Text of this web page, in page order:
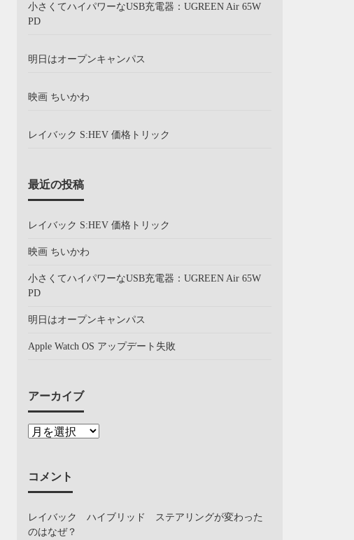
小さくてハイパワーなUSB充電器：UGREEN Air 65W
PD
明日はオープンキャンパス
映画 ちいかわ
レイバック S:HEV 価格トリック
最近の投稿
レイバック S:HEV 価格トリック
映画 ちいかわ
小さくてハイパワーなUSB充電器：UGREEN Air 65W
PD
明日はオープンキャンパス
Apple Watch OS アップデート失敗
アーカイブ
コメント
レイバック ハイブリッド ステアリングが変わった
のはなぜ？